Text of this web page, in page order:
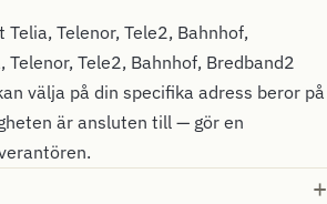
Telenor, Tele2, Bahnhof,
Telenor, Tele2, Bahnhof, Bredband2
välja på din specifika adress beror på
är ansluten till — gör en